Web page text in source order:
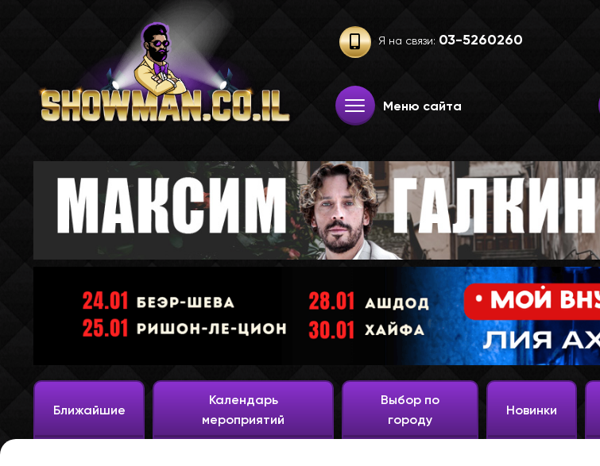
Я на связи: 03-52­60­260
Меню сайта
Ближайшие
Календарь
мероприятий
Выбор по
городу
Новинки